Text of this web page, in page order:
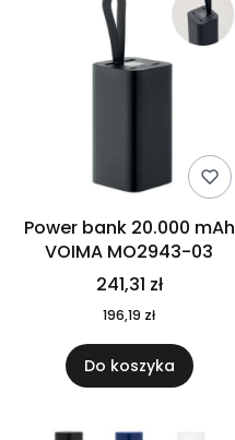
Power bank 20.000 mAh
VOIMA MO2943-03
241,31 zł
196,19 zł
Do koszyka